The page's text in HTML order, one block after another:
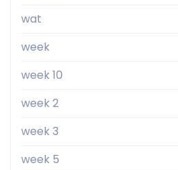
wat
week
week 10
week 2
week 3
week 5